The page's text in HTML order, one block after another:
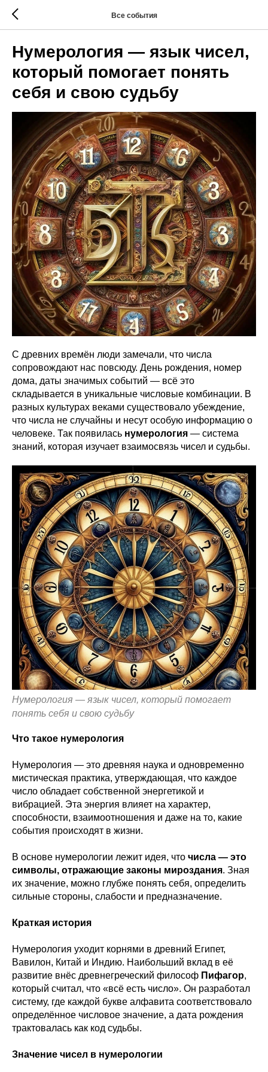
Все события
Нумерология — язык чисел,
который помогает понять
себя и свою судьбу
С древних времён люди замечали, что числа
сопровождают нас повсюду. День рождения, номер
дома, даты значимых событий — всё это
складывается в уникальные числовые комбинации. В
разных культурах веками существовало убеждение,
что числа не случайны и несут особую информацию о
человеке. Так появилась нумерология — система
знаний, которая изучает взаимосвязь чисел и судьбы.
Нумерология — язык чисел, который помогает
понять себя и свою судьбу
Что такое нумерология
Нумерология — это древняя наука и одновременно
мистическая практика, утверждающая, что каждое
число обладает собственной энергетикой и
вибрацией. Эта энергия влияет на характер,
способности, взаимоотношения и даже на то, какие
события происходят в жизни.
В основе нумерологии лежит идея, что числа — это
символы, отражающие законы мироздания. Зная
их значение, можно глубже понять себя, определить
сильные стороны, слабости и предназначение.
Краткая история
Нумерология уходит корнями в древний Египет,
Вавилон, Китай и Индию. Наибольший вклад в её
развитие внёс древнегреческий философ Пифагор,
который считал, что «всё есть число». Он разработал
систему, где каждой букве алфавита соответствовало
определённое числовое значение, а дата рождения
трактовалась как код судьбы.
Значение чисел в нумерологии